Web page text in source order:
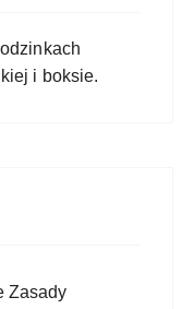
i boksie.
Zasady